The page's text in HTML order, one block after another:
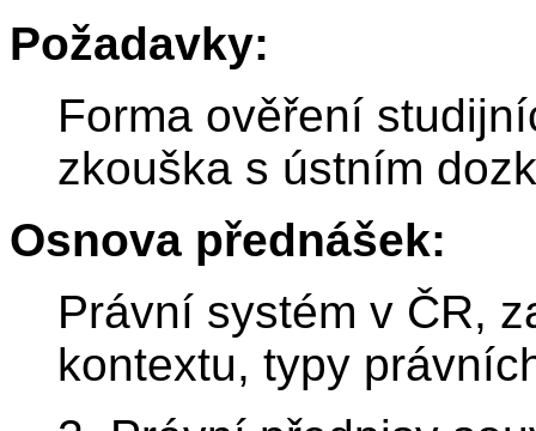
Požadavky:
Forma ověření
zkouška s ústním
Osnova přednášek:
Právní systém v ČR,
kontextu, typy